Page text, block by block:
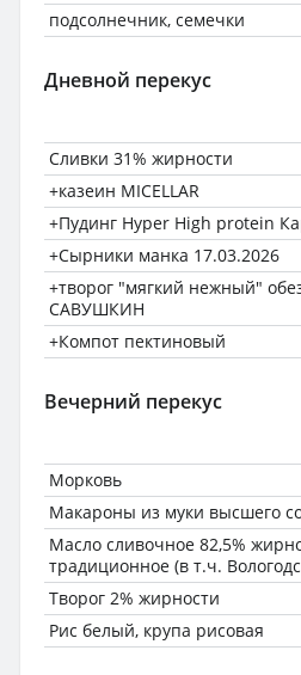
подсолнечник, семечки
Дневной перекус
Сливки 31% жирности
+казеин MICELLAR
+Пудинг Hyper High protein
+Сырники манка 17.03.2026
+творог "мягкий нежный"
САВУШКИН
+Компот пектиновый
Вечерний перекус
Морковь
Макароны из муки высшего
Масло сливочное 82,5%
традиционное (в т.ч.
Творог 2% жирности
Рис белый, крупа рисовая